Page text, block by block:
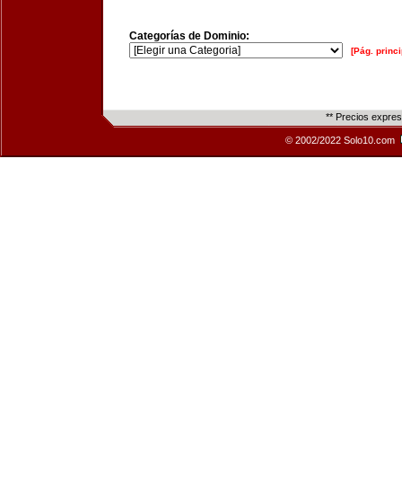
Categorías de Dominio:
[Pág.
** Precios
© 2002/2022 Solo10.com